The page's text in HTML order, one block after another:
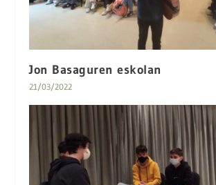
Jon Basaguren eskolan
21/03/2022